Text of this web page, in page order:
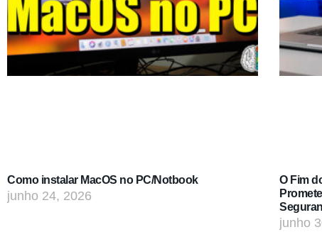
Como instalar MacOS no PC/Notbook
junho 24, 2026
O Fim
junho